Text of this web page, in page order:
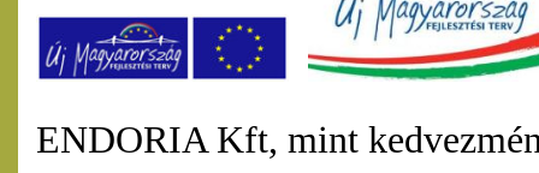
ENDORIA Kft, mint